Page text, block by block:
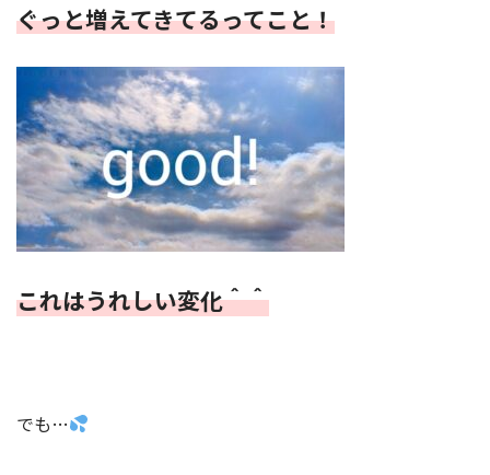
ぐっと増えてきてるってこと！
これはうれしい変化＾＾
でも…